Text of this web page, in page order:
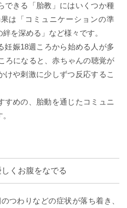
できる「胎教」にはいくつか種
は「コミュニケーションの準
を深める」など様々です。
妊娠18週ころから始める人が多
ろになると、赤ちゃんの聴覚が
けや刺激に少しずつ反応するこ
すめの、胎動を通じたコミュニ
くお腹をなでる
つわりなどの症状が落ち着き、